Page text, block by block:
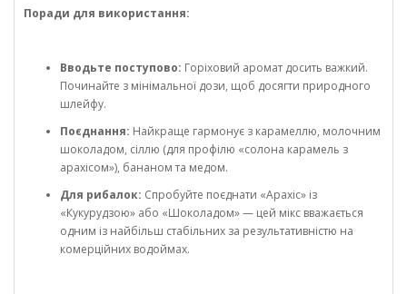
Поради для використання:
Вводьте поступово: Горіховий аромат досить важкий.
Починайте з мінімальної дози, щоб досягти природного
шлейфу.
Поєднання: Найкраще гармонує з карамеллю, молочним
шоколадом, сіллю (для профілю «солона карамель з
арахісом»), бананом та медом.
Для рибалок: Спробуйте поєднати «Арахіс» із
«Кукурудзою» або «Шоколадом» — цей мікс вважається
одним із найбільш стабільних за результативністю на
комерційних водоймах.